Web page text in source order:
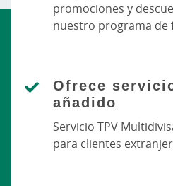
promociones y
nuestro programa de
Ofrece
añadido
Servicio TPV
para clientes